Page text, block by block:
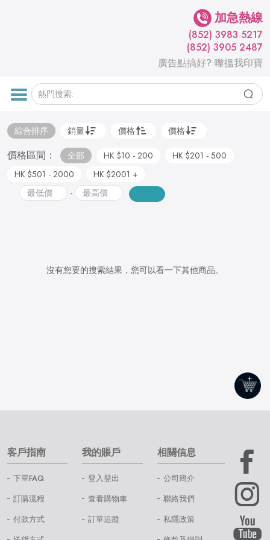
加急熱線
(852) 3983 5217
(852) 3905 2487
廣告點搞好? 嚟搵我印寶
綜合排序 銷量 價格 價格
價格區間： 全部 HK $10 - 200
HK $201 - 500
HK $501 - 2000
HK $2001 +
-
沒有您要的搜索結果，您可以看一下其他商品。
客戶指南
下單FAQ
訂購流程
付款方式
我的賬戶
登入登出
查看購物車
訂單追蹤
相關信息
公司簡介
聯絡我們
私隱政策